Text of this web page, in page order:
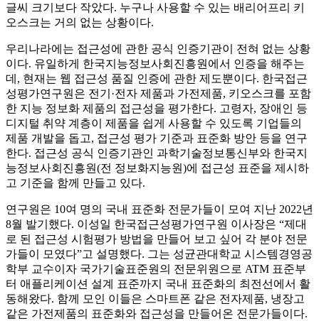
글씨 크기보다 작았다. 누구나 사용할 수 있는 배리어프리 키
오스크는 거의 없는 상황이다.
우리나라에는 접근성에 관한 공식 인증기관이 전혀 없는 상황
이다. 유일하게 한국지능정보사회진흥원에서 인증을 해주는
데, 현재는 웹 접근성 품질 인증에 관한 제도뿐이다. 한국접근
성평가연구원은 전기·전자 제품과 가전제품, 키오스크를 포함
한 지능 정보화 제품의 접근성을 평가한다. 고령자, 장애인 등
디지털 취약 계층이 제품을 쉽게 사용할 수 있도록 기업들의
제품 개발을 돕고, 접근성 평가 기준과 표준화 방안 등을 연구
한다. 접근성 공식 인증기관인 과학기술정보통신부와 한국지
능정보사회진흥원(전 정보화지능원)에 접근성 표준을 제시하
고 기준을 함께 만들고 있다.
연구원은 10여 명의 국내 표준화 전문가들이 모여 지난 2022년
8월 발기했다. 이성일 한국접근성평가연구원 이사장은 “제대
로 된 접근성 시험평가 방법을 만들어 보고 싶어 각 분야 전문
가들이 모였다”고 설명했다. 그는 성균관대학교 시스템경영공
학부 교수이자 국가기술표준원의 전문위원으로 ATM 표준부
터 애플리케이션 설계 표준까지 국내 표준화의 최전선에서 활
동해왔다. 함께 모인 이들은 스마트폰 같은 전자제품, 냉장고
같은 가전제품의 표준화와 접근성을 만들어온 전문가들이다.